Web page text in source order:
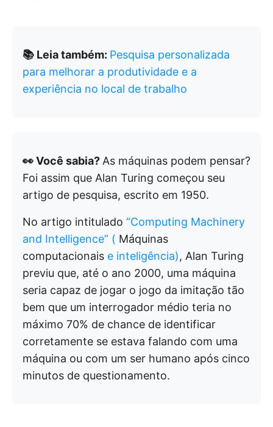
📚 Leia também: Pesquisa personalizada
para melhorar a produtividade e a
experiência no local de trabalho
👀 Você sabia? As máquinas podem pensar?
Foi assim que Alan Turing começou seu
artigo de pesquisa, escrito em 1950.
No artigo intitulado “Computing Machinery
and Intelligence” ( Máquinas
computacionais e inteligência), Alan Turing
previu que, até o ano 2000, uma máquina
seria capaz de jogar o jogo da imitação tão
bem que um interrogador médio teria no
máximo 70% de chance de identificar
corretamente se estava falando com uma
máquina ou com um ser humano após cinco
minutos de questionamento.